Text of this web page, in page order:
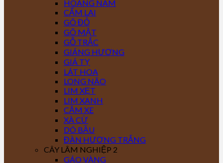
HOÀNG NAM
CẨM LAI
GÕ ĐỎ
GÕ MẬT
GỖ TRẮC
GIÁNG HƯƠNG
GIÁ TỴ
LÁT HOA
LONG NÃO
LIM XẸT
LIM XANH
CĂM XE
XÀ CỪ
DÓ BẦU
ĐÀN HƯƠNG TRẮNG
CÂY LÂM NGHIỆP 2
GÁO VÀNG